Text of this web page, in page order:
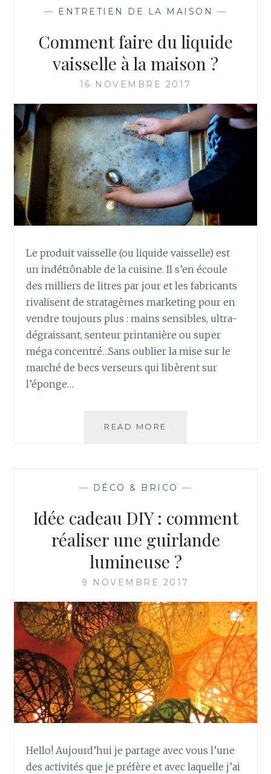
4
SIMPLES
ET
PRATIQUES
— ENTRETIEN DE LA MAISON —
Comment faire du liquide
vaisselle à la maison ?
16 NOVEMBRE 2017
Le produit vaisselle (ou liquide vaisselle) est
un indétrônable de la cuisine. Il s’en écoule
des milliers de litres par jour et les fabricants
rivalisent de stratagèmes marketing pour en
vendre toujours plus : mains sensibles, ultra-
dégraissant, senteur printanière ou super
méga concentré…Sans oublier la mise sur le
marché de becs verseurs qui libèrent sur
l’éponge…
READ MORE
À
MAISON
?
— DÉCO & BRICO —
Idée cadeau DIY : comment
réaliser une guirlande
lumineuse ?
9 NOVEMBRE 2017
Hello! Aujourd’hui je partage avec vous l’une
des activités que je préfère et avec laquelle j’ai